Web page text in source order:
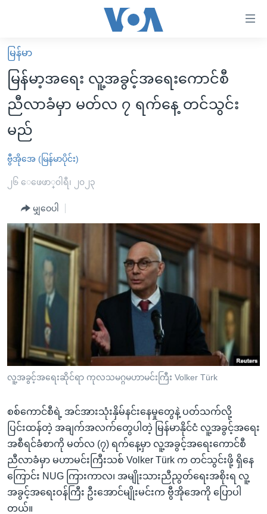
လွယ်ကူ
စေ
သည့်
Link
များ
ပင်မ
အကြောင်းအရာ
သို့
ကျော်
ကြည့်
ပင်မ
အ
ကြည့်
ရန်
ရှာဖွေ
နေရာ
သို့
ကျော်
ရန်
မူလစာမျက်နှာ
မြန်မာ
ကမ္ဘာ့သတင်းများ
နိုင်ငံတကာ
အစ္စရေး-ပါလက်စတိုင်း
ဗွီဒီယို
အင်္ဂလိပ်စာလေ့လာမယ်
အမေရိကန်သုံးအီဒီယံ
မကြေးမုံရဲ့ အင်္ဂလိပ်စာ
ရုပ်ရှင်ထဲက အင်္ဂလိပ်စာ
သုတပဒေသာ အင်္ဂလိပ်စာ
အပတ်စဉ်ကဏ္ဍများ
ရေဒီယို
ရေဒီယိုနှင့်ရုပ်သံ အချက်အလက်များ
ရေဒီယို/တီဗွီအစီအစဉ်
Learning English
ဗွီအိုအေ လူမှုကွန်ယက်များ
ဘာသာစကားများ
မြန်မာ
မြန်မာ့အရေး လူ့အခွင့်အရေးကောင်စီ
ညီလာခံမှာ မတ်လ ၇ ရက်နေ့ တင်သွင်း
မည်
ဗွီအိုအေ (မြန်မာပိုင်း)
၂၆ ေဖေဖာ္၀ါရီ၊ ၂၀၂၃
မျှဝေပါ
လူ့အခွင့်အရေးဆိုင်ရာ ကုလသမဂ္ဂမဟာမင်းကြီး Volker Türk
စစ်ကောင်စီရဲ့ အင်အားသုံးနှိမ်နင်းနေမှုတွေနဲ့ ပတ်သက်လို့
ပြင်းထန်တဲ့ အချက်အလက်တွေပါတဲ့ မြန်မာနိုင်ငံ လူ့အခွင့်အရေး
အစီရင်ခံစာကို မတ်လ (၇) ရက်နေ့မှာ လူ့အခွင့်အရေးကောင်စီ
ညီလာခံမှာ မဟာမင်းကြီးသစ် Volker Türk က တင်သွင်းဖို့ ရှိနေ
ကြောင်း NUG ကြားကာလ၊ အမျိုးသားညီညွတ်ရေးအစိုးရ လူ့
အခွင့်အရေးဝန်ကြီး ဦးအောင်မျိုးမင်းက ဗွီအိုအေကို ပြောပါ
တယ်။